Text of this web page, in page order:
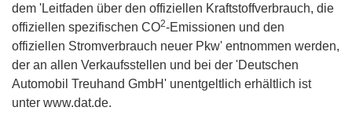
dem 'Leitfaden über den offiziellen Kraftstoffverbrauch, die
offiziellen spezifischen CO2-Emissionen und den
offiziellen Stromverbrauch neuer Pkw' entnommen werden,
der an allen Verkaufsstellen und bei der 'Deutschen
Automobil Treuhand GmbH' unentgeltlich erhältlich ist
unter www.dat.de.